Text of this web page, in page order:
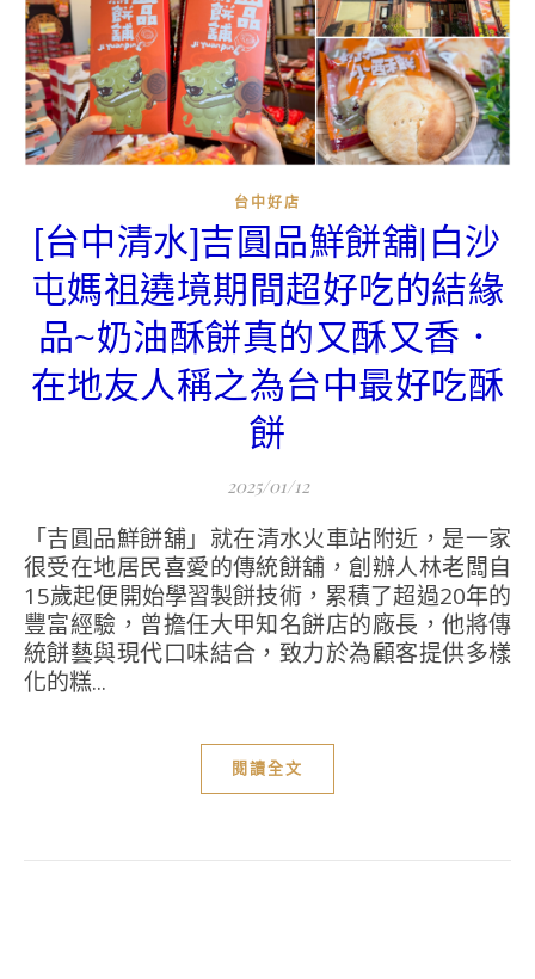
台中好店
[台中清水]吉圓品鮮餅舖|白沙
屯媽祖遶境期間超好吃的結緣
品~奶油酥餅真的又酥又香．
在地友人稱之為台中最好吃酥
餅
2025/01/12
「吉圓品鮮餅舖」就在清水火車站附近，是一家
很受在地居民喜愛的傳統餅舖，創辦人林老闆自
15歲起便開始學習製餅技術，累積了超過20年的
豐富經驗，曾擔任大甲知名餅店的廠長，他將傳
統餅藝與現代口味結合，致力於為顧客提供多樣
化的糕...
閱讀全文